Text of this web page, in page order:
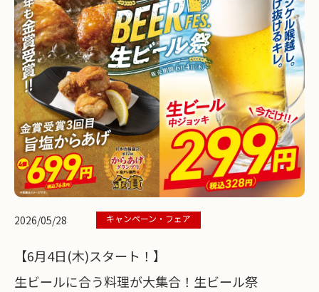
2026/05/28 キャンペーン・フェア
【6月4日(木)スタート！】
生ビールに合う料理が大集合！生ビール祭